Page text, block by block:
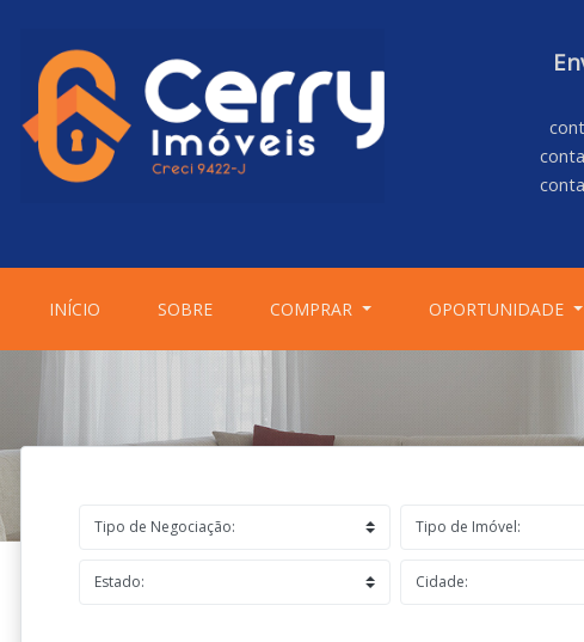
INÍCIO (CURRENT)SOBRE(CURRENT)COMPRAR OPORTUNIDADE